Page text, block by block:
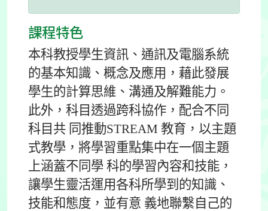
課程特色
本科教授學生資訊、通訊及電腦系統
的基本知識、概念及應用，藉此發展
學生的計算思維、溝通及解難能力。
此外，科目透過跨科協作，配合不同
科目共 同推動STREAM 教育，以主題
式教學，將學習重點集中在一個主題
上涵蓋不同學 科的學習內容和技能，
讓學生靈活運用各科所學到的知識、
技能和態度，並有意 義地聯繫自己的